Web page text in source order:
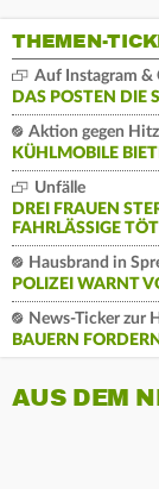
THEMEN-
Auf Instagram &
DAS POSTEN DIE
Aktion gegen
KÜHLMOBILE
Unfälle
DREI FRAUEN
AHRLÄSSIGE
Hausbrand in
POLIZEI WARNT
News-Ticker zur
BAUERN
AUS DEM